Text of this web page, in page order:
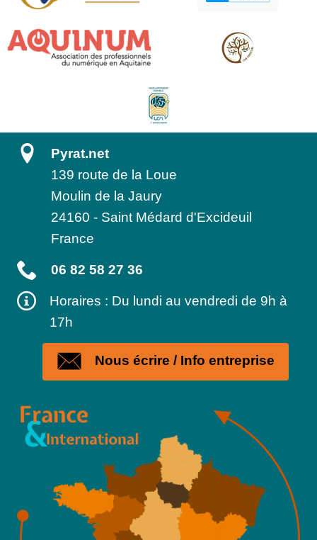
Pyrat.net
139 route de la Loue
Moulin de la Jaury
24160 - Saint Médard d'Excideuil
France
06 82 58 27 36
Horaires : Du lundi au vendredi de 9h à
17h
Nous écrire / Info entreprise